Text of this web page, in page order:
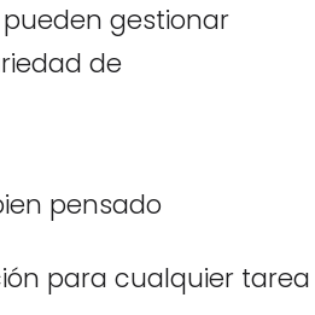
gestionar
de
pensado
para cualquier tarea